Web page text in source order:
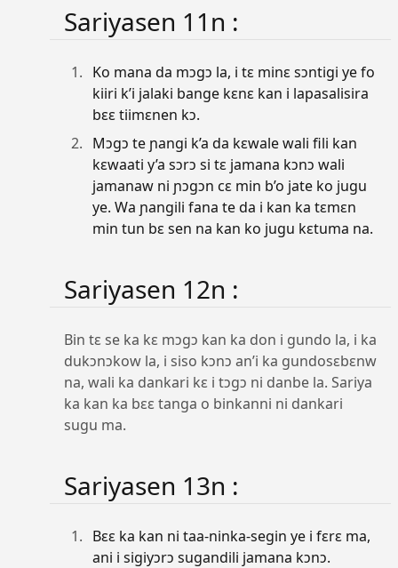
Sariyasen 11n :
Ko mana da mɔgɔ la, i tɛ minɛ sɔntigi ye fo
kiiri k’i jalaki bange kɛnɛ kan i lapasalisira
bɛɛ tiimɛnen kɔ.
Mɔgɔ te ɲangi k’a da kɛwale wali fili kan
kɛwaati y’a sɔrɔ si tɛ jamana kɔnɔ wali
jamanaw ni ɲɔgɔn cɛ min b’o jate ko jugu
ye. Wa ɲangili fana te da i kan ka tɛmɛn
min tun bɛ sen na kan ko jugu kɛtuma na.
Sariyasen 12n :
Bin tɛ se ka kɛ mɔgɔ kan ka don i gundo la, i ka
dukɔnɔkow la, i siso kɔnɔ an’i ka gundosɛbɛnw
na, wali ka dankari kɛ i tɔgɔ ni danbe la. Sariya
ka kan ka bɛɛ tanga o binkanni ni dankari
sugu ma.
Sariyasen 13n :
Bɛɛ ka kan ni taa-ninka-segin ye i fɛrɛ ma,
ani i sigiyɔrɔ sugandili jamana kɔnɔ.